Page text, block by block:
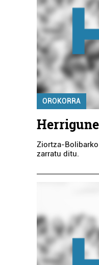
OROKORRA
Ziortza-
zarratu ditu.